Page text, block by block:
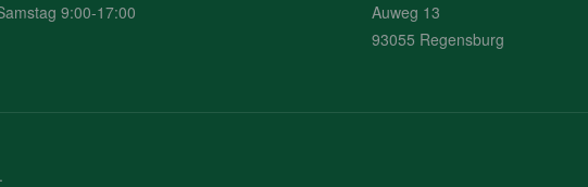
9:00-17:00
Auweg 13
93055 Regensburg